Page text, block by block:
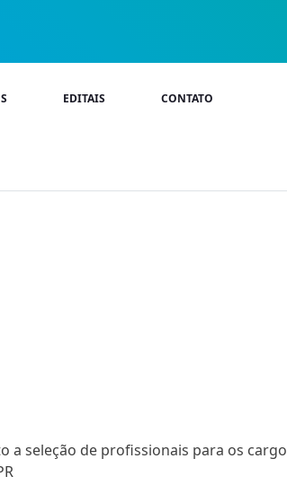
EDITAIS CONTATO
a seleção de profissionais para os